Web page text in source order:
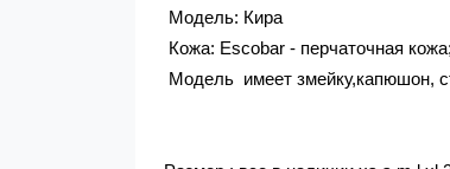
Модель: Кира
Кожа: Escobar - перчаточная
Модель имеет